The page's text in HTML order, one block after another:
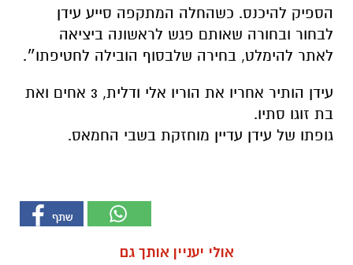
הספיק להיכנס. כשהחלה המתקפה סייע עידן
לבחור ובחורה שאותם פגש לראשונה ביציאה
לאתר להימלט, בחירה שלבסוף הובילה לחטיפתו״.
עידן הותיר אחריו את הוריו אלי ודלית, 3 אחים ואת
בת זוגו סתיו.
גופתו של עידן עדיין מוחזקת בשבי החמאס.
אולי יעניין אותך גם